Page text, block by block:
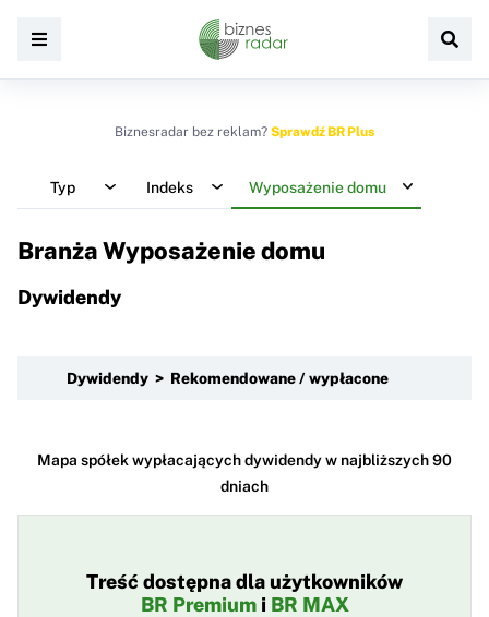
Biznesradar bez reklam? Sprawdź BR Plus
Typ Indeks Wyposażenie domu
Branża Wyposażenie domu
Dywidendy
Dywidendy > Rekomendowane / wypłacone
Mapa spółek wypłacających dywidendy w najbliższych 90
dniach
Treść dostępna dla użytkowników
BR Premiumi BR MAX